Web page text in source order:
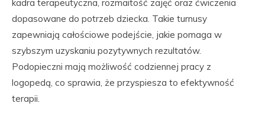
kadra terapeutyczna, rozmaitość zajęć oraz ćwiczenia
dopasowane do potrzeb dziecka. Takie turnusy
zapewniają całościowe podejście, jakie pomaga w
szybszym uzyskaniu pozytywnych rezultatów.
Podopieczni mają możliwość codziennej pracy z
logopedą, co sprawia, że przyspiesza to efektywność
terapii.